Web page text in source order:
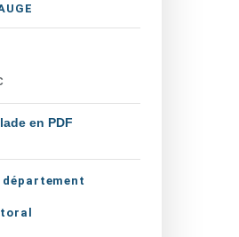
en PDF
département